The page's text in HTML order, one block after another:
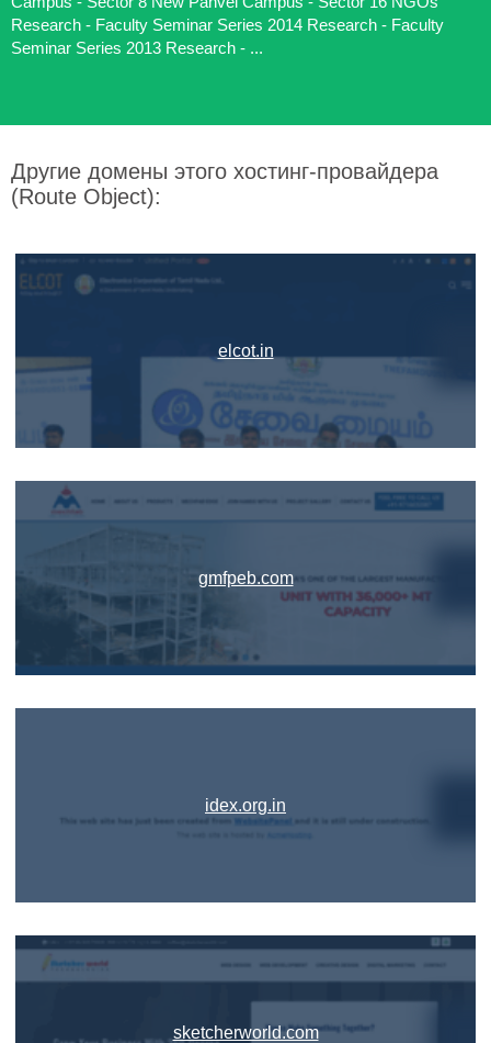
Research - Faculty Seminar Series 2014 Research - Faculty
Seminar Series 2013 Research - ...
Другие домены этого хостинг-провайдера
(Route Object):
elcot.in
gmfpeb.com
idex.org.in
sketcherworld.com